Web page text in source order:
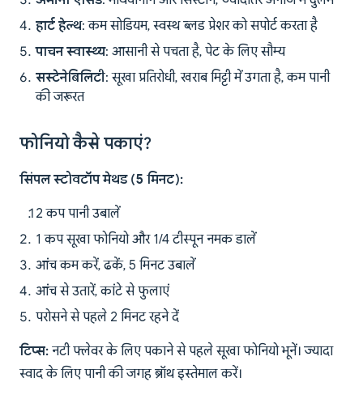
हार्ट हेल्थ: कम सोडियम, स्वस्थ ब्लड प्रेशर को सपोर्ट करता है
पाचन स्वास्थ्य: आसानी से पचता है, पेट के लिए सौम्य
सस्टेनेबिलिटी: सूखा प्रतिरोधी, खराब मिट्टी में उगता है, कम पानी
की जरूरत
फोनियो कैसे पकाएं?
सिंपल स्टोवटॉप मेथड (5 मिनट):
2 कप पानी उबालें
1 कप सूखा फोनियो और 1/4 टीस्पून नमक डालें
आंच कम करें, ढकें, 5 मिनट उबालें
आंच से उतारें, कांटे से फुलाएं
परोसने से पहले 2 मिनट रहने दें
टिप्स: नटी फ्लेवर के लिए पकाने से पहले सूखा फोनियो भूनें। ज्यादा
स्वाद के लिए पानी की जगह ब्रॉथ इस्तेमाल करें।